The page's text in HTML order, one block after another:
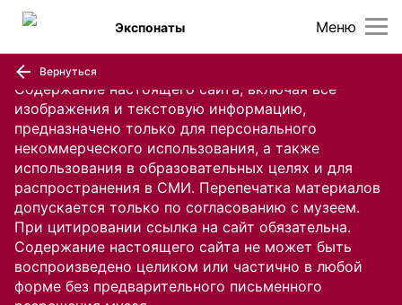
Содержание настоящего сайта, включая все
изображения и текстовую информацию,
предназначено только для персонального
некоммерческого использования, а также
использования в образовательных целях и для
распространения в СМИ. Перепечатка материалов
допускается только по согласованию с музеем.
При цитировании ссылка на сайт обязательна.
Содержание настоящего сайта не может быть
воспроизведено целиком или частично в любой
форме без предварительного письменного
Меню
Экспонаты
Вернуться